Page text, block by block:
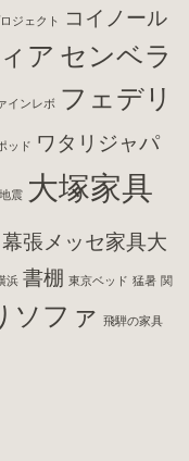
ジェクト
コイノール
ア センベラ
インレボ フェデリ
ッド ワタリジャパ
地震 大塚家具
幕張メッセ家具大
浜 書棚 東京ベッド 猛暑 関
ソファ 飛騨の家具